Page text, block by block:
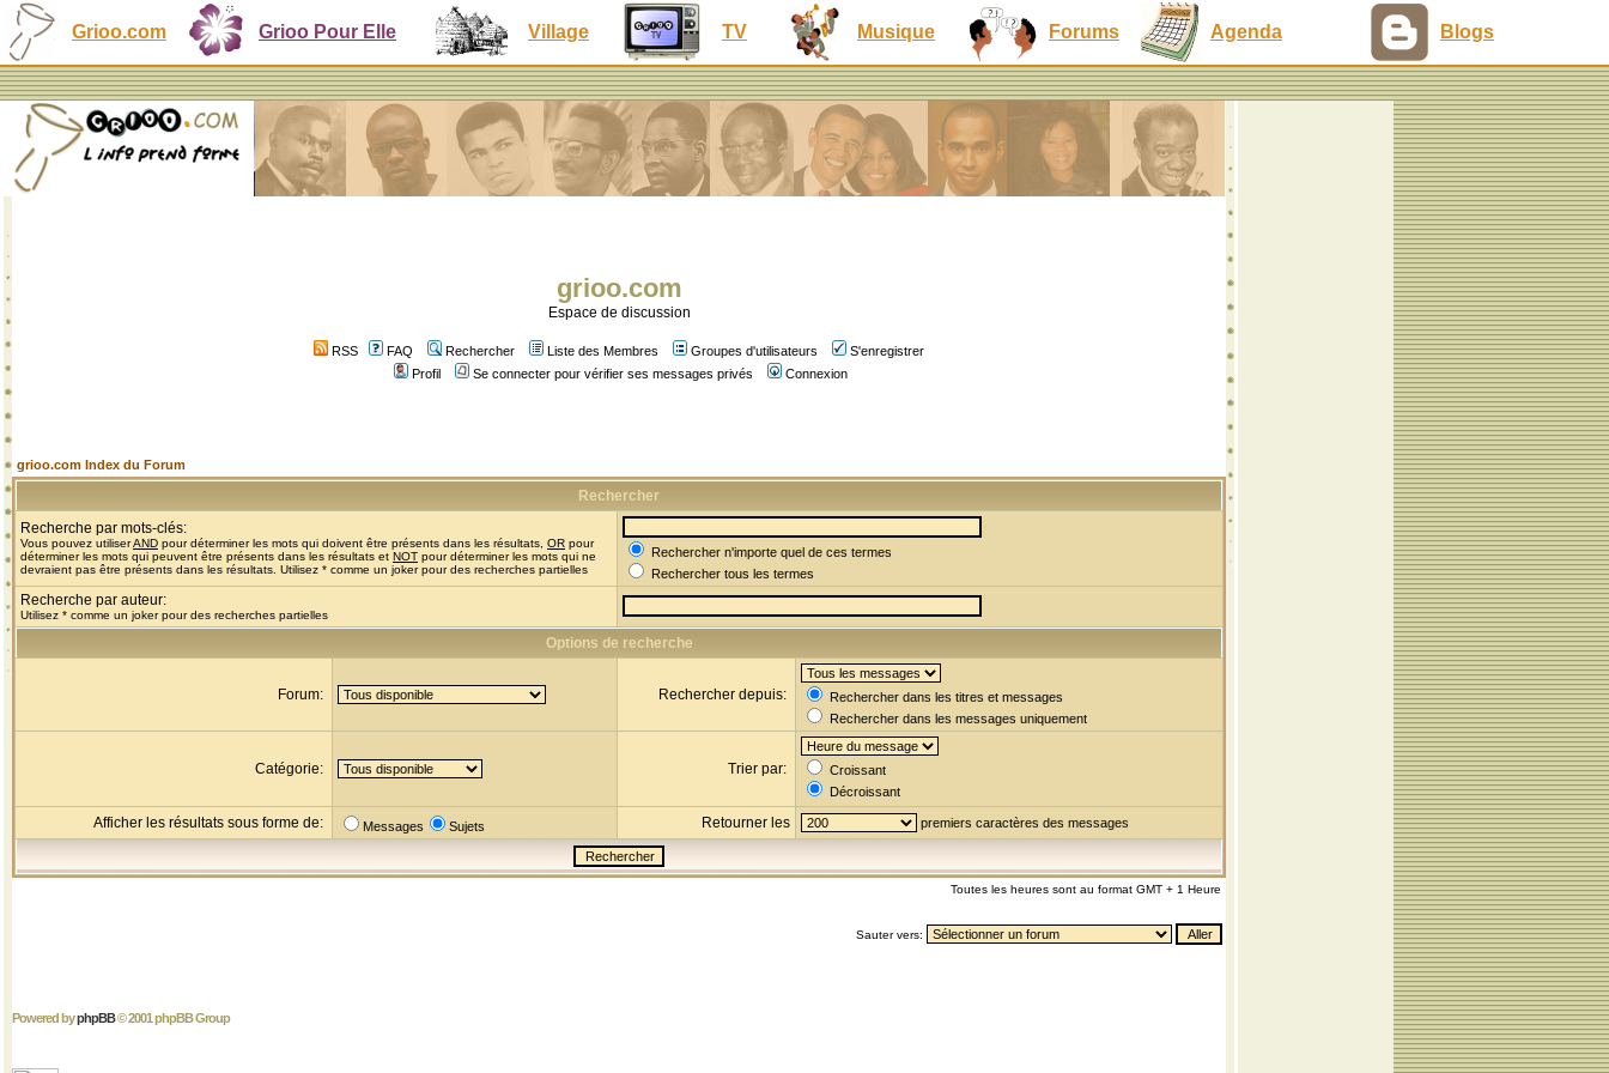
Grioo.com Grioo Pour Elle Village TV Musique Forums Agenda Blogs
grioo.com
Espace de discussion
RSS FAQ Rechercher Liste des Membres Groupes d'utilisateurs
S'enregistrer
Profil
Se connecter pour vérifier ses messages privés Connexion
grioo.com Index du Forum
Rechercher
Recherche par mots-clés:
Vous pouvez utiliserAND pour déterminer les mots qui doivent être présents dans les résultats, OR pour
déterminer les mots qui peuvent être présents dans les résultats et NOT pour déterminer les mots qui ne
devraient pas être présents dans les résultats. Utilisez * comme un joker pour des recherches partielles
Rechercher n'importe quel de ces termes
Rechercher tous les termes
Recherche par auteur:
Utilisez * comme un joker pour des recherches partielles
Options de recherche
Forum: Rechercher depuis:
Rechercher dans les titres et messages
Rechercher dans les messages uniquement
Catégorie: Trier par:
Croissant
Décroissant
Afficher les résultats sous forme de: Messages Sujets Retourner les premiers caractères des messages
Toutes les heures sont au format GMT + 1 Heure
Sauter vers:
Powered byphpBB© 2001 phpBB Group